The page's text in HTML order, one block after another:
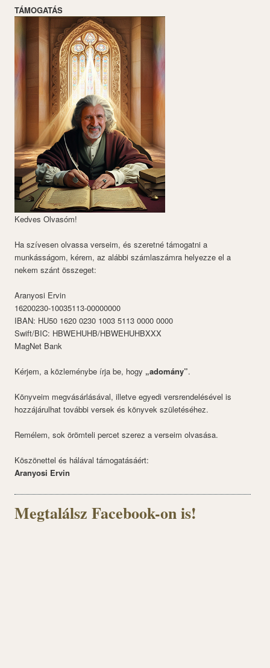
TÁMOGATÁS
Kedves Olvasóm!
Ha szívesen olvassa verseim, és szeretné támogatni a
munkásságom, kérem, az alábbi számlaszámra helyezze el a
nekem szánt összeget:
Aranyosi Ervin
16200230-10035113-00000000
IBAN: HU50 1620 0230 1003 5113 0000 0000
Swift/BIC: HBWEHUHB/HBWEHUHBXXX
MagNet Bank
Kérjem, a közleménybe írja be, hogy „adomány”.
Könyveim megvásárlásával, illetve egyedi versrendelésével is
hozzájárulhat további versek és könyvek születéséhez.
Remélem, sok örömteli percet szerez a verseim olvasása.
Köszönettel és hálával támogatásáért:
Aranyosi Ervin
Megtalálsz Facebook-on is!